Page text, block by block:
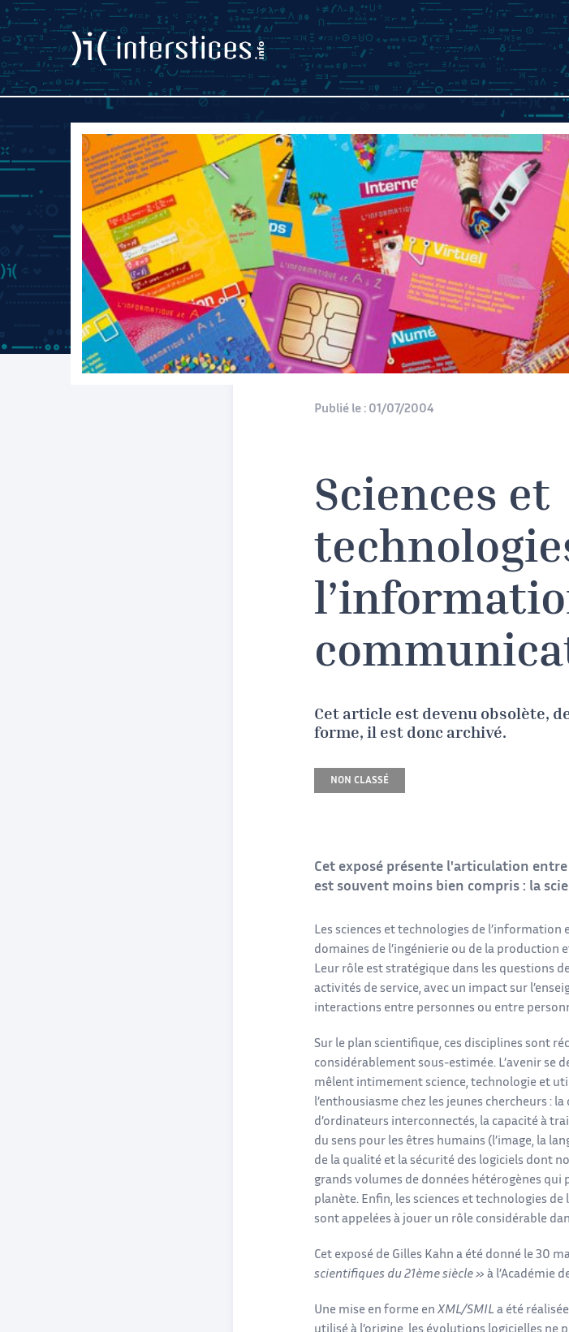
Publié le : 01/07/2004
Sciences et
Cet article est devenu obsolète,
forme, il est donc archivé.
NON CLASSÉ
Cet exposé présente l'articulation
est souvent moins bien compris : la
Les sciences et technologies de
domaines de l’ingénierie ou de la
Leur rôle est stratégique dans les questions
activités de service, avec un impact sur
interactions entre personnes ou entre
Sur le plan scientifique, ces disciplines sont
considérablement sous-estimée. L’avenir se
mêlent intimement science, technologie et
l’enthousiasme chez les jeunes chercheurs :
d’ordinateurs interconnectés, la capacité à
du sens pour les êtres humains (l’image, la
de la qualité et la sécurité des logiciels dont
grands volumes de données hétérogènes qui
planète. Enfin, les sciences et technologies
sont appelées à jouer un rôle considérable
Cet exposé de Gilles Kahn a été donné le 30
scientifiques du 21ème siècle » à l’Académie
Une mise en forme en XML/SMIL a été